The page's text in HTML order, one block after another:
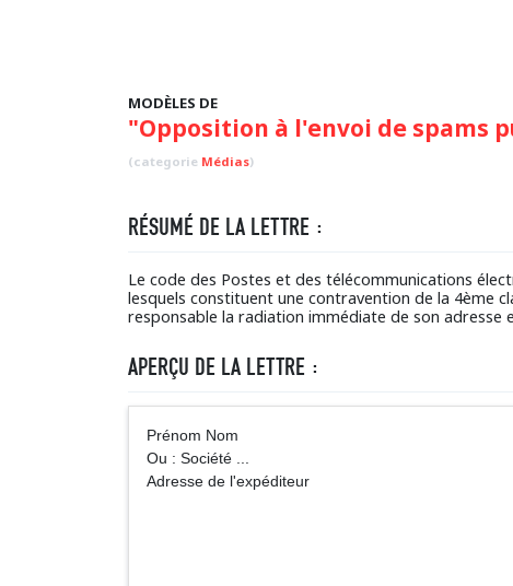
MODÈLES DE
"Opposition à l'envoi de spams
(categorie Médias)
RÉSUMÉ DE LA LETTRE :
Le code des Postes et des télécommunications
lesquels constituent une contravention de la 4ème
responsable la radiation immédiate de son adresse
APERÇU DE LA LETTRE :
Prénom
Ou : Société ...
Adresse de l'expéditeur